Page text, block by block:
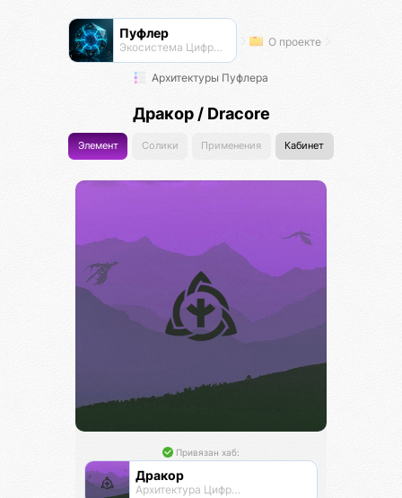
Пуфлер
Экосистема Цифровых Организмов О проекте
Архитектуры Пуфлера
Дракор / Dracore
Элемент Солики Применения Кабинет
Привязан хаб:
Дракор
Архитектура Цифровой Жизни